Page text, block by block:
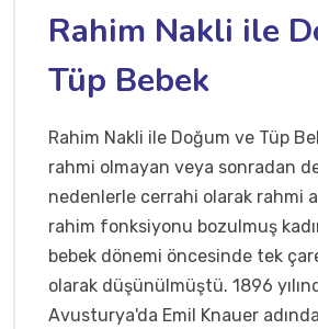
Rahim Nakli ile
Tüp Bebek
Rahim Nakli ile Doğum ve Tüp
rahmi olmayan veya sonradan
nedenlerle cerrahi olarak rahmi
rahim fonksiyonu bozulmuş
bebek dönemi öncesinde tek
olarak düşünülmüştü. 1896
Avusturya'da Emil Knauer